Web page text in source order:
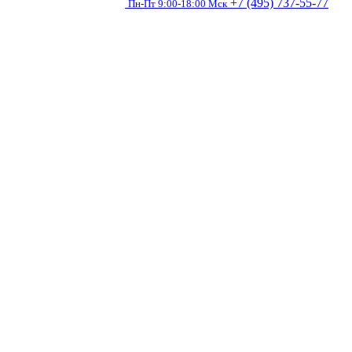
Пн-Пт 9:00-18:00 Мск +7 (495) 737-55-77